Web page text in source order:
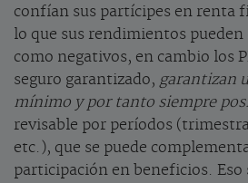
confían sus partícipes en renta
lo que sus rendimientos
como negativos, en cambio los
seguro garantizado, garantizan
mínimo y por tanto siempre
revisable por períodos
etc.), que se puede
participación en beneficios. Eso